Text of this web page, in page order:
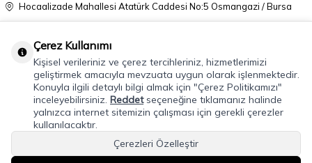
Hocaalizade Mahallesi Atatürk Caddesi No:5 Osmangazi / Bursa
info@modacadiri.com
Çerez Kullanımı
Kişisel verileriniz ve çerez tercihleriniz, hizmetlerimizi
geliştirmek amacıyla mevzuata uygun olarak işlenmektedir.
Konuyla ilgili detaylı bilgi almak için "Çerez Politikamızı"
inceleyebilirsiniz. Reddetseçeneğine tıklamanız halinde
yalnızca internet sitemizin çalışması için gerekli çerezler
kullanılacaktır.
Çerezleri Özelleştir